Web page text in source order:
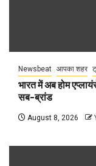
Newsbeat आपका शहर
भारत में अब होम
सब-ब्रांड
August 8, 2026